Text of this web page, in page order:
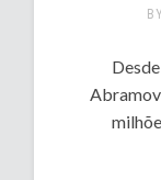
BY